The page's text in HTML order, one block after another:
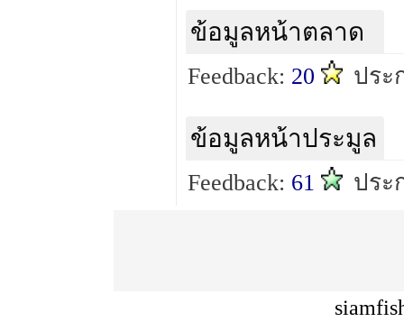
ข้อมูลหน้าตลาด
Feedback: 20 ประ
ข้อมูลหน้าประมูล
Feedback: 61 ประ